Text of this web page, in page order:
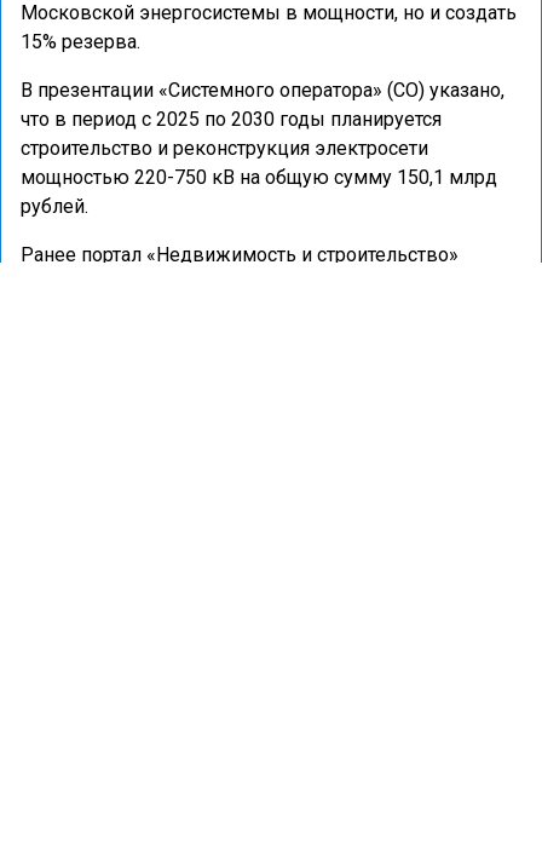
Московской энергосистемы в мощности, но и создать
15% резерва.
В презентации «Системного оператора» (СО) указано,
что в период с 2025 по 2030 годы планируется
строительство и реконструкция электросети
мощностью 220-750 кВ на общую сумму 150,1 млрд
рублей.
Ранее портал «Недвижимость и строительство»